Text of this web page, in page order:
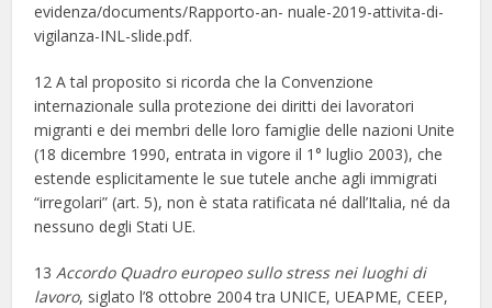
evidenza/documents/Rapporto-an- nuale-2019-attivita-di-
vigilanza-INL-slide.pdf.
12 A tal proposito si ricorda che la Convenzione
internazionale sulla protezione dei diritti dei lavoratori
migranti e dei membri delle loro famiglie delle nazioni Unite
(18 dicembre 1990, entrata in vigore il 1° luglio 2003), che
estende esplicitamente le sue tutele anche agli immigrati
“irregolari” (art. 5), non è stata ratificata né dall’Italia, né da
nessuno degli Stati UE.
13Accordo Quadro europeo sullo stress nei luoghi di
lavoro, siglato l’8 ottobre 2004 tra UNICE, UEAPME, CEEP,